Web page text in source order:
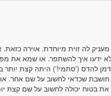
לה זוית מיוחדת. אוירה כזאת.
ידעו איך להשתפר. או שמא את
להדס ('סתמי!') היתה קצת יותר
שכדאי לחשוב על שם אחר.
את בטוח יכולה לחשוב על שם קצת